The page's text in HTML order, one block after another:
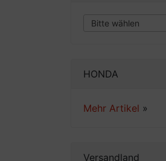
HONDA
Mehr Artikel »
Versandland